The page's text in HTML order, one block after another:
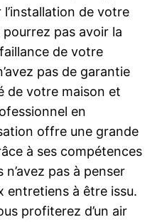
de votre
pas avoir la
de votre
pas de garantie
de votre maison et
en
offre une grande
à ses compétences
pas à penser
entretiens à être issu.
profiterez d’un air